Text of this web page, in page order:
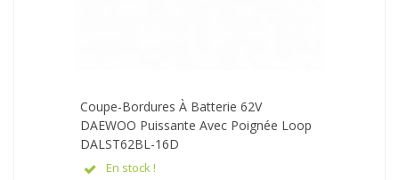
Coupe-Bordures À Batterie 62V
DAEWOO Puissante Avec Poignée Loop
DALST62BL-16D
En stock !